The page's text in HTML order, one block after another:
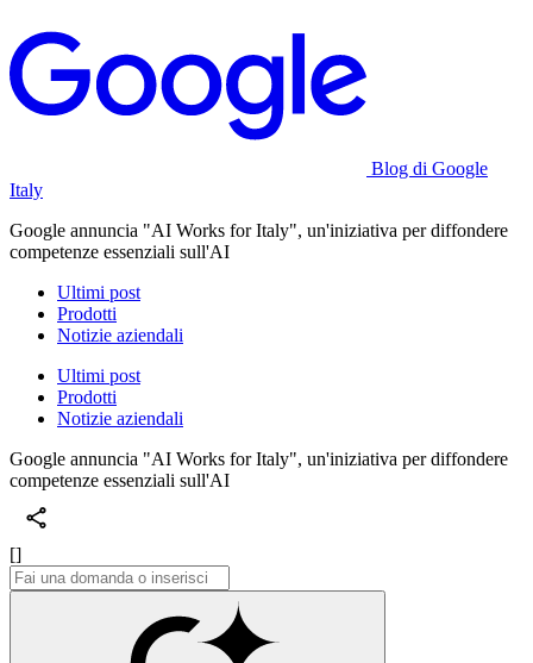
Blog di Google
Italy
Google annuncia "AI Works for Italy", un'iniziativa per diffondere
competenze essenziali sull'AI
Ultimi post
Prodotti
Notizie aziendali
Ultimi post
Prodotti
Notizie aziendali
Google annuncia "AI Works for Italy", un'iniziativa per diffondere
competenze essenziali sull'AI
[]